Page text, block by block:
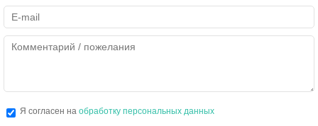
Я согласен на обработку персональных данных